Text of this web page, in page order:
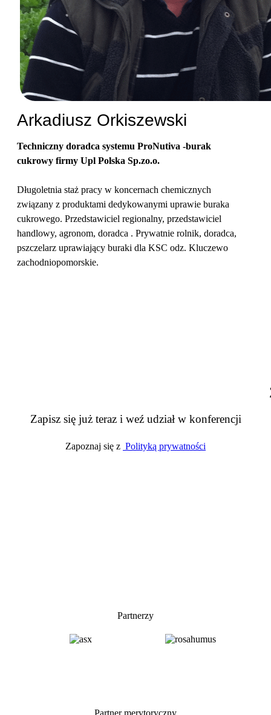
Arkadiusz Orkiszewski
Techniczny doradca systemu ProNutiva -burak
cukrowy firmy Upl Polska Sp.zo.o.
Długoletnia staż pracy w koncernach chemicznych
związany z produktami dedykowanymi uprawie buraka
cukrowego. Przedstawiciel regionalny, przedstawiciel
handlowy, agronom, doradca . Prywatnie rolnik, doradca,
pszczelarz uprawiający buraki dla KSC odz. Kluczewo
zachodniopomorskie.
Zapisz się już teraz i weź udział w konferencji
Zapoznaj się z Polityką prywatności
Partnerzy